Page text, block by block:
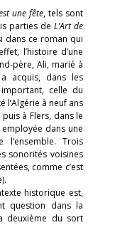
une fête, tels sont
parties deL’Art de
dans ce roman qui
l’histoire d’une
père, Ali, marié à
acquis, dans les
celle du
l’Algérie à neuf ans
à Flers, dans le
dans une
Trois
sonorités voisines
comme c’est
historique est,
question dans la
deuxième du sort